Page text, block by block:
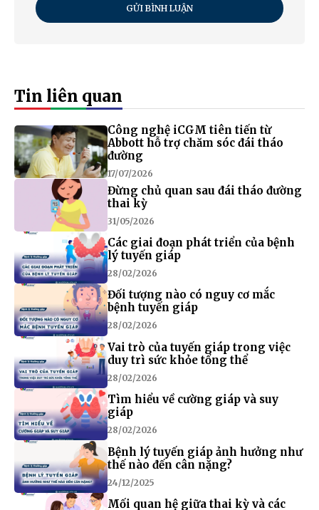
GỬI BÌNH LUẬN
Tin liên quan
Công nghệ iCGM tiên tiến từ
Abbott hỗ trợ chăm sóc đái tháo
đường
17/07/2026
Đừng chủ quan sau đái tháo đường
thai kỳ
31/05/2026
Các giai đoạn phát triển của bệnh
lý tuyến giáp
28/02/2026
Đối tượng nào có nguy cơ mắc
bệnh tuyến giáp
28/02/2026
Vai trò của tuyến giáp trong việc
duy trì sức khỏe tổng thể
28/02/2026
Tìm hiểu về cường giáp và suy
giáp
28/02/2026
Bệnh lý tuyến giáp ảnh hưởng như
thế nào đến cân nặng?
24/12/2025
Mối quan hệ giữa thai kỳ và các